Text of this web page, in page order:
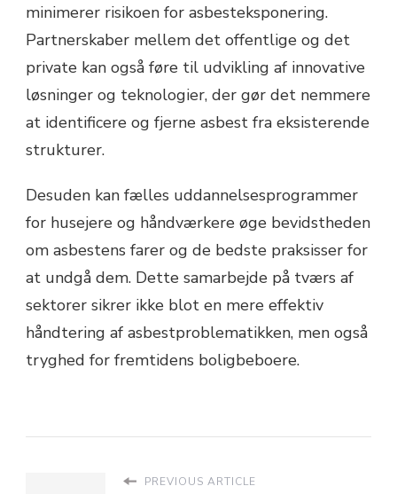
minimerer risikoen for asbesteksponering.
Partnerskaber mellem det offentlige og det
private kan også føre til udvikling af innovative
løsninger og teknologier, der gør det nemmere
at identificere og fjerne asbest fra eksisterende
strukturer.
Desuden kan fælles uddannelsesprogrammer
for husejere og håndværkere øge bevidstheden
om asbestens farer og de bedste praksisser for
at undgå dem. Dette samarbejde på tværs af
sektorer sikrer ikke blot en mere effektiv
håndtering af asbestproblematikken, men også
tryghed for fremtidens boligbeboere.
PREVIOUS ARTICLE